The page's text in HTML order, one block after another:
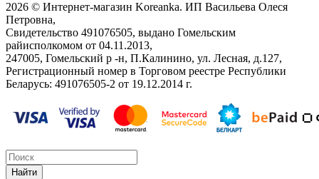
2026 © Интернет-магазин Koreanka. ИП Васильева Олеся
Петровна,
Свидетельство ‎491076505, выдано Гомельским
райисполкомом от 04.11.2013,
247005, Гомельский р -н, П.Калинино, ул. Лесная, д.127,
Регистрационный номер в Торговом реестре Республики
Беларусь: ‎491076505-2 от 19.12.2014 г.
Найти